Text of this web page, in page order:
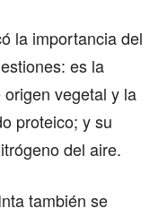
la importancia del
es la
vegetal y la
proteico; y su
del aire.
también se